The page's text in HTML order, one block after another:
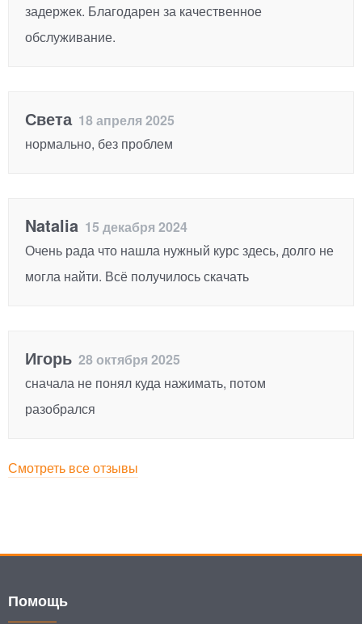
задержек. Благодарен за качественное
обслуживание.
Света18 апреля 2025
нормально, без проблем
Natalia 15 декабря 2024
Очень рада что нашла нужный курс здесь, долго не
могла найти. Всё получилось скачать
Игорь 28 октября 2025
сначала не понял куда нажимать, потом
разобрался
Смотреть все отзывы
Помощь